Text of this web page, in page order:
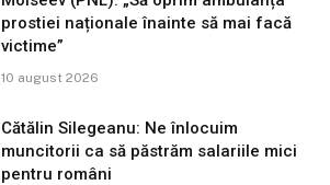
prostiei naționale înainte să mai facă
victime”
10 august 2026
Cătălin Silegeanu: Ne înlocuim
muncitorii ca să păstrăm salariile mici
pentru români